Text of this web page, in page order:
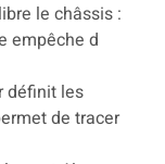
le châssis :
empêche d
définit les
de tracer